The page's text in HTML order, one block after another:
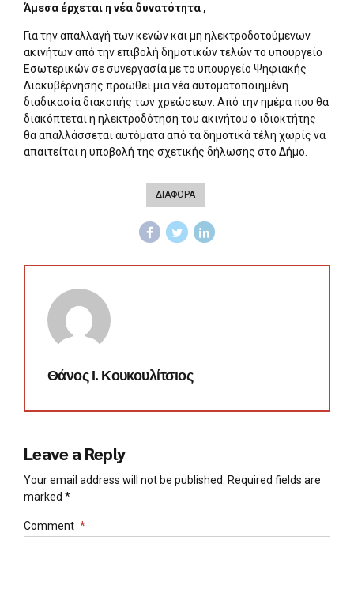
Άμεσα έρχεται η νέα δυνατότητα ,
Για την απαλλαγή των κενών και μη ηλεκτροδοτούμενων
ακινήτων από την επιβολή δημοτικών τελών το υπουργείο
Εσωτερικών σε συνεργασία με το υπουργείο Ψηφιακής
Διακυβέρνησης προωθεί μια νέα αυτοματοποιημένη
διαδικασία διακοπής των χρεώσεων. Από την ημέρα που θα
διακόπτεται η ηλεκτροδότηση του ακινήτου ο ιδιοκτήτης
θα απαλλάσσεται αυτόματα από τα δημοτικά τέλη χωρίς να
απαιτείται η υποβολή της σχετικής δήλωσης στο Δήμο.
ΔΙΑΦΟΡΑ
Θάνος Ι. Κουκουλίτσιος
Leave a Reply
Your email address will not be published. Required fields are
marked *
Comment *